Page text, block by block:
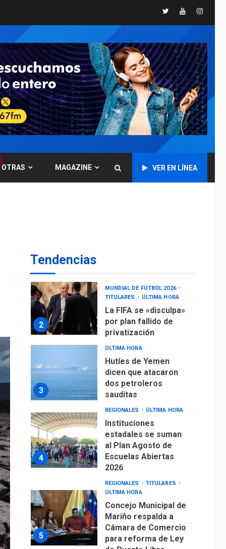
TwitterYoutube
OTRAS MAGAZINE VER EN LÍNEA
Tendencias
7
Gobierno nacional y
regional nos
respaldaron desde el
primer momento tras
terremotos del 24J
asegura Gustavo
Duque
NACIONALES
TITULARES
ÚLTIMA HORA
Reanudan
operaciones de carga
Aeropuerto de
Maiquetía
3
dicen que atacaron
dos petroleros
sauditas
4
REGIONALES ÚLTIMA HORA
estadales se suman
al Plan Agosto de
Escuelas Abiertas
2026
5
ÚLTIMA HORA
Concejo Municipal de
Mariño respalda a
Cámara de Comercio
para reforma de Ley
de Puerto Libre
6
POLÍTICA
TITULARES
ÚLTIMA HORA
CNP plantea incluir
Libertad de Expresión
en agenda de
negociación con